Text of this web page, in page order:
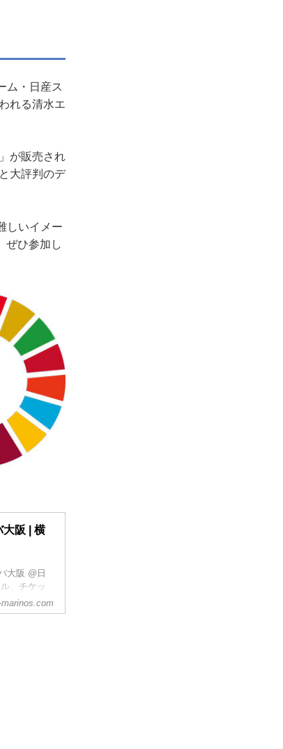
ム・日産ス
れる清水エ
が販売され
大評判のデ
しいイメー
ぜひ参加し
阪 | 横
大阪 @日
、チケッ
marinos.com